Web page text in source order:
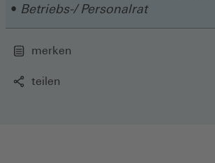
Betriebs-/ Personalrat
merken
teilen